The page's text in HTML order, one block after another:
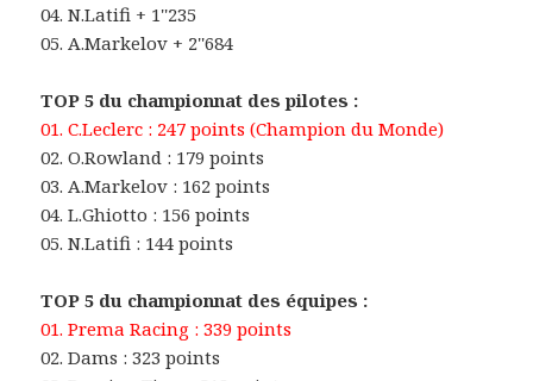
04. N.Latifi + 1''235
05. A.Markelov + 2''684
TOP 5 du championnat des pilotes :
01. C.Leclerc : 247 points (Champion du Monde)
02. O.Rowland : 179 points
03. A.Markelov : 162 points
04. L.Ghiotto : 156 points
05. N.Latifi : 144 points
TOP 5 du championnat des équipes :
01. Prema Racing : 339 points
02. Dams : 323 points